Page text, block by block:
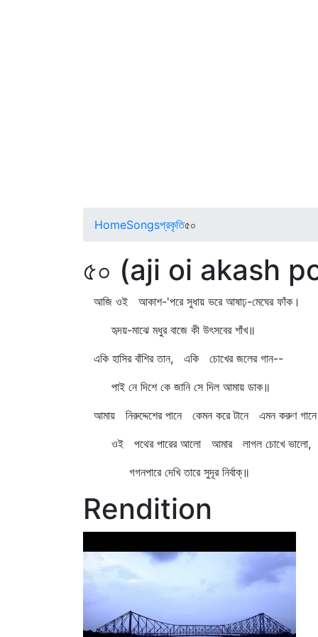
HomeSongsপ্রকৃতি৫০
৫০ (aji oi akash
আজি ওই আকাশ-'পরে সুধায় ভরে আষাঢ়-মেঘের ফাঁক।
হৃদয়-মাঝে মধুর বাজে কী উৎসবের শাঁখ॥
একি হাসির বাঁশির তান, একি চোখের জলের গান--
পাই নে দিশে কে জানি সে দিল আমায় ডাক॥
আমায় নিরুদ্দেশের পানে কেমন করে টানে এমন করুণ
ওই পথের পারের আলো আমার লাগল চোখে ভালো,
গগনপারে দেখি তারে সুদূর নির্বাক্‌॥
Rendition